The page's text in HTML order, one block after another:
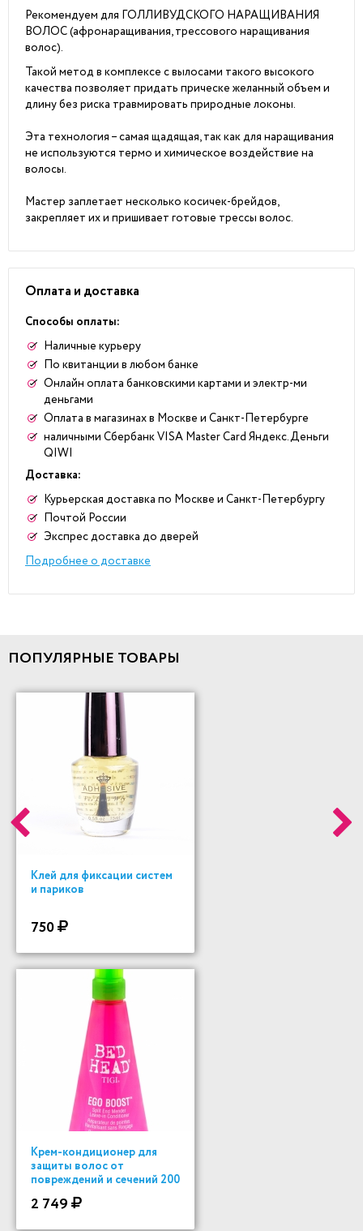
Рекомендуем для ГОЛЛИВУДСКОГО НАРАЩИВАНИЯ
ВОЛОС(афронаращивания, трессового наращивания
волос).
Такой метод в комплексе с вылосами такого высокого
качества позволяет придать прическе желанный объем и
длину без риска травмировать природные локоны.
Эта технология – самая щадящая, так как для наращивания
не используются термо и химическое воздействие на
волосы.
Мастер заплетает несколько косичек-брейдов,
закрепляет их и пришивает готовые трессы волос.
Оплата и доставка
Способы оплаты:
Наличные курьеру
По квитанции в любом банке
Онлайн оплата банковскими картами и электр-ми
деньгами
Оплата в магазинах в Москве и Санкт-Петербурге
наличными Сбербанк VISA Master Card Яндекс.Деньги
QIWI
Доставка:
Курьерская доставка по Москве и Санкт-Петербургу
Почтой России
Экспрес доставка до дверей
Подробнее о доставке
ПОПУЛЯРНЫЕ ТОВАРЫ
Клей для фиксации систем
и париков
750
Крем-кондиционер для
защиты волос от
повреждений и сечений 200
2 749